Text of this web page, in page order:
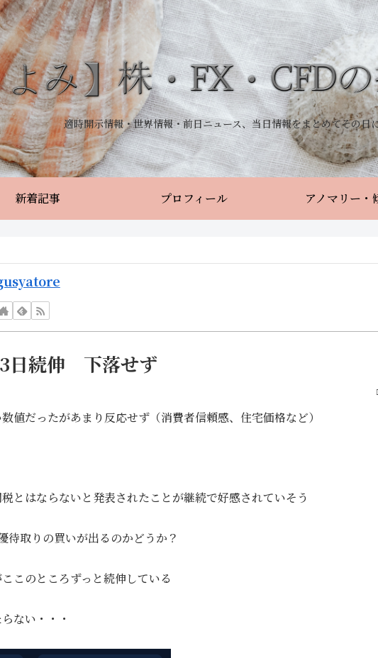
適時開示情報・世界情報・前日ニュース、当日情報をまとめてその日
新着記事 プロフィール アノマリー・
日続伸 下落せず
値だったがあまり反応せず（消費者信頼感、住宅価格など）
とはならないと発表されたことが継続で好感されていそう
待取りの買いが出るのかどうか？
このところずっと続伸している
ない・・・